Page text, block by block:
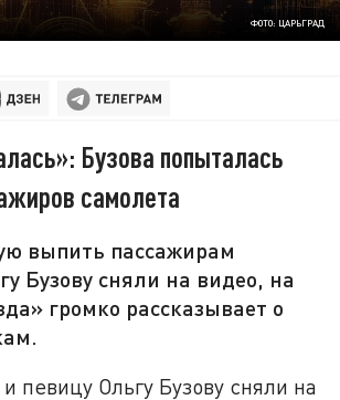
ФОТО: ЦАРЬГРАД
Бузова попыталась
самолета
выпить пассажирам
Бузову сняли на видео, на
громко рассказывает о
певицу Ольгу Бузову сняли на